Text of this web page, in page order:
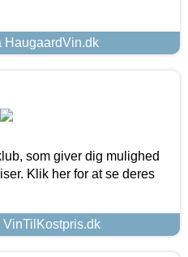
HaugaardVin.dk
som giver dig mulighed
Klik her for at se deres